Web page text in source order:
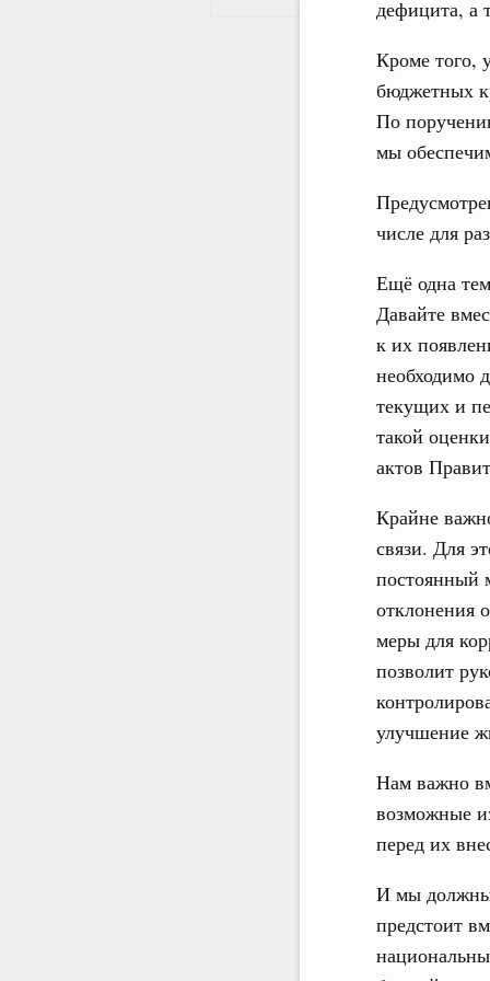
дефицита, а
Кроме того,
бюджетных
По
мы
числе для
Ещё одна
Давайте
к их
необходимо
текущих и
такой
актов
Крайне
связи. Для
постоянный
отклонения
меры для
позволит
улучшение
Нам важно
возможные
перед их
И мы должны
предстоит